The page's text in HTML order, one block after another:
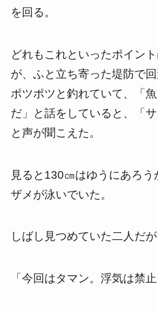
を回る。
どれもこれといったポイン
が、ふと立ち寄った堤防で
ポツポツと釣れていて、「
だ」と話をしていると、「サ
と声が聞こえた。
見ると130㎝はゆうにあろう
ザメが泳いでいた。
しばし見つめていた二人だが
「今回はタマン。浮気は禁止